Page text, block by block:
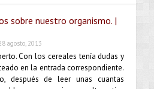
sobre nuestro organismo. |
agosto, 2013
Con los cereales tenía dudas y
en la entrada correspondiente.
después de leer unas cuantas